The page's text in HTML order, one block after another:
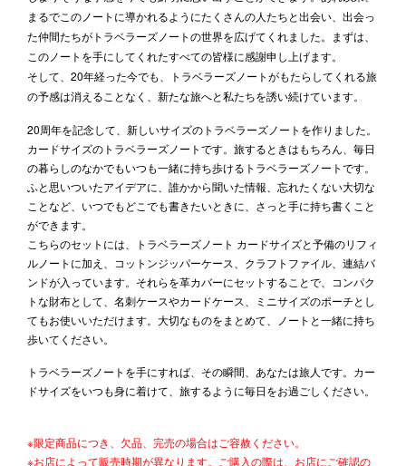
まるでこのノートに導かれるようにたくさんの人たちと出会い、出会っ
た仲間たちがトラベラーズノートの世界を広げてくれました。まずは、
このノートを手にしてくれたすべての皆様に感謝申し上げます。
そして、20年経った今でも、トラベラーズノートがもたらしてくれる旅
の予感は消えることなく、新たな旅へと私たちを誘い続けています。
20周年を記念して、新しいサイズのトラベラーズノートを作りました。
カードサイズのトラベラーズノートです。旅するときはもちろん、毎日
の暮らしのなかでもいつも一緒に持ち歩けるトラベラーズノートです。
ふと思いついたアイデアに、誰かから聞いた情報、忘れたくない大切な
ことなど、いつでもどこでも書きたいときに、さっと手に持ち書くこと
ができます。
こちらのセットには、トラベラーズノート カードサイズと予備のリフィ
ルノートに加え、コットンジッパーケース、クラフトファイル、連結バ
ンドが入っています。それらを革カバーにセットすることで、コンパク
トな財布として、名刺ケースやカードケース、ミニサイズのポーチとし
てもお使いいただけます。大切なものをまとめて、ノートと一緒に持ち
歩いてください。
トラベラーズノートを手にすれば、その瞬間、あなたは旅人です。カー
ドサイズをいつも身に着けて、旅するように毎日をお過ごしください。
※限定商品につき、欠品、完売の場合はご容赦ください。
※お店によって販売時期が異なります。ご購入の際は、お店にご確認の